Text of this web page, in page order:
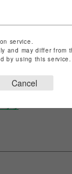
service.
and may differ
using this
Cancel